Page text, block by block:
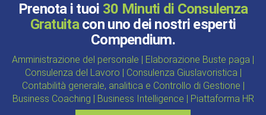
Prenota i tuoi 30 Minuti di Consulenza
Gratuitacon uno dei nostri esperti
Compendium.
Amministrazione del personale | Elaborazione Buste paga |
Consulenza del Lavoro | Consulenza Giuslavoristica |
Contabilità generale, analitica e Controllo di Gestione |
Business Coaching | Business Intelligence | Piattaforma HR